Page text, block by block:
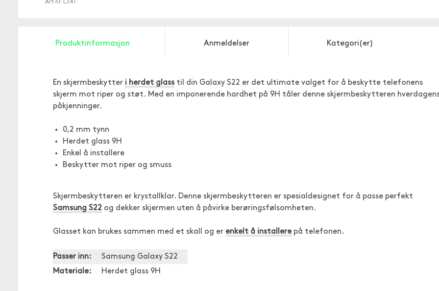
Art.nr. L341
Produktinformasjon Anmeldelser Kategori(er)
En skjermbeskytter i herdet glass til din Galaxy S22 er det ultimate valget for å beskytte telefonens
skjerm mot riper og støt. Med en imponerende hardhet på 9H tåler denne skjermbeskytteren
påkjenninger.
0,2 mm tynn
Herdet glass 9H
Enkel å installere
Beskytter mot riper og smuss
Skjermbeskytteren er krystallklar. Denne skjermbeskytteren er spesialdesignet for å passe perfekt
Samsung S22 og dekker skjermen uten å påvirke berøringsfølsomheten.
Glasset kan brukes sammen med et skall og er enkelt å installere på telefonen.
Passer inn:
Samsung Galaxy S22
Materiale:
Herdet glass 9H